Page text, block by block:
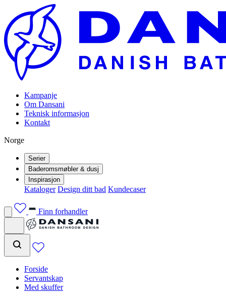
Kampanje
Om Dansani
Teknisk informasjon
Kontakt
Norge
Serier
Baderomsmøbler & dusj
Inspirasjon
Kataloger Design ditt bad Kundecaser
Finn forhandler
Forside
Servantskap
Med skuffer